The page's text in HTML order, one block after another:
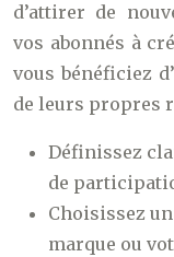
d’attirer de
vos abonnés à
vous bénéficiez
de leurs propres
Définissez
de
Choisissez
marque ou